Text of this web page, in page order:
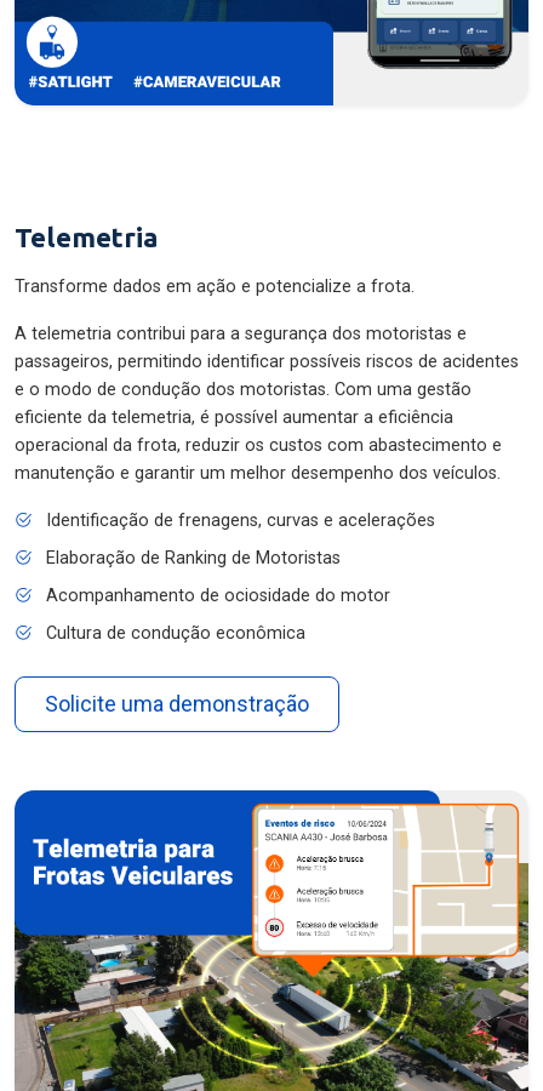
Telemetria
Transforme dados em ação e potencialize a frota.
A telemetria contribui para a segurança dos motoristas e
passageiros, permitindo identificar possíveis riscos de acidentes
e o modo de condução dos motoristas. Com uma gestão
eficiente da telemetria, é possível aumentar a eficiência
operacional da frota, reduzir os custos com abastecimento e
manutenção e garantir um melhor desempenho dos veículos.
Identificação de frenagens, curvas e acelerações
Elaboração de Ranking de Motoristas
Acompanhamento de ociosidade do motor
Cultura de condução econômica
Solicite uma demonstração